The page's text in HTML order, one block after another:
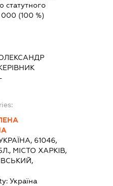
статутного
000 (100 %)
61046,
МІСТО ХАРКІВ,
Україна